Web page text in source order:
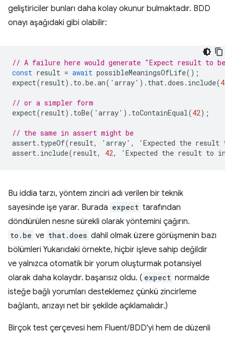
geliştiriciler bunları daha kolay okunur bulmaktadır. BDD
onayı aşağıdaki gibi olabilir:
// A failure here would generate "Expect result to
const result = await possibleMeaningsOfLife();
expect(result). to .be.an( ' array' ). that.does . include(
// or a simpler form
expect(result). toBe( ' array' ). toContainEqual(42);
// the same in assert might be
assert. typeOf(result, ' array' , ' Expected the result
assert. include(result, 42, ' Expected the result to
Bu iddia tarzı, yöntem zinciri adı verilen bir teknik
sayesinde işe yarar. Burada expect tarafından
döndürülen nesne sürekli olarak yöntemini çağırın.
to.be ve that.does dahil olmak üzere görüşmenin bazı
bölümleri Yukarıdaki örnekte, hiçbir işleve sahip değildir
ve yalnızca otomatik bir yorum oluşturmak potansiyel
olarak daha kolaydır. başarısız oldu. ( expect normalde
isteğe bağlı yorumları desteklemez çünkü zincirleme
bağlantı, arızayı net bir şekilde açıklamalıdır.)
Birçok test çerçevesi hem Fluent/BDD'yi hem de düzenli